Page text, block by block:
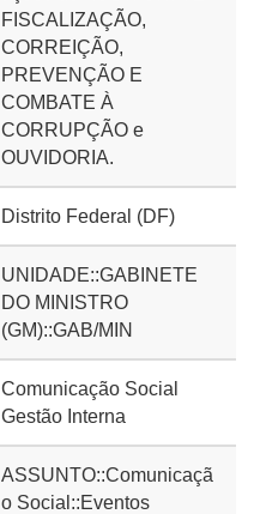
FISCALIZAÇÃO,
CORREIÇÃO,
PREVENÇÃO E
COMBATE À
CORRUPÇÃO e
OUVIDORIA.
Distrito Federal (DF)
UNIDADE::GABINETE
DO MINISTRO
(GM)::GAB/MIN
Comunicação Social
Gestão Interna
ASSUNTO::Comunicaçã
o Social::Eventos